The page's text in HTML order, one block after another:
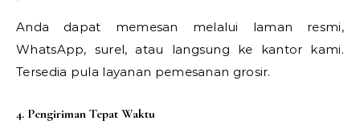
Anda dapat memesan melalui laman resmi,
WhatsApp, surel, atau langsung ke kantor kami.
Tersedia pula layanan pemesanan grosir.
4. Pengiriman Tepat Waktu